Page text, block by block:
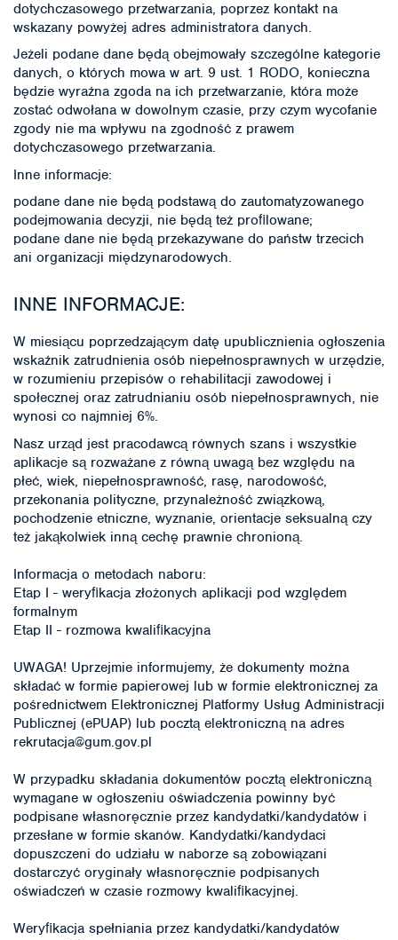
dotychczasowego przetwarzania, poprzez kontakt na
wskazany powyżej adres administratora danych.
Jeżeli podane dane będą obejmowały szczególne kategorie
danych, o których mowa w art. 9 ust. 1 RODO, konieczna
będzie wyraźna zgoda na ich przetwarzanie, która może
zostać odwołana w dowolnym czasie, przy czym wycofanie
zgody nie ma wpływu na zgodność z prawem
dotychczasowego przetwarzania.
Inne informacje:
podane dane nie będą podstawą do zautomatyzowanego
podejmowania decyzji, nie będą też proﬁlowane;
podane dane nie będą przekazywane do państw trzecich
ani organizacji międzynarodowych.
INNE INFORMACJE:
W miesiącu poprzedzającym datę upublicznienia ogłoszenia
wskaźnik zatrudnienia osób niepełnosprawnych w urzędzie,
w rozumieniu przepisów o rehabilitacji zawodowej i
społecznej oraz zatrudnianiu osób niepełnosprawnych, nie
wynosi co najmniej 6%.
Nasz urząd jest pracodawcą równych szans i wszystkie
aplikacje są rozważane z równą uwagą bez względu na
płeć, wiek, niepełnosprawność, rasę, narodowość,
przekonania polityczne, przynależność związkową,
pochodzenie etniczne, wyznanie, orientacje seksualną czy
też jakąkolwiek inną cechę prawnie chronioną.
Informacja o metodach naboru:
Etap I - weryﬁkacja złożonych aplikacji pod względem
formalnym
Etap II - rozmowa kwaliﬁkacyjna
UWAGA! Uprzejmie informujemy, że dokumenty można
składać w formie papierowej lub w formie elektronicznej za
pośrednictwem Elektronicznej Platformy Usług Administracji
Publicznej (ePUAP) lub pocztą elektroniczną na adres
rekrutacja@gum.gov.pl
W przypadku składania dokumentów pocztą elektroniczną
wymagane w ogłoszeniu oświadczenia powinny być
podpisane własnoręcznie przez kandydatki/kandydatów i
przesłane w formie skanów. Kandydatki/kandydaci
dopuszczeni do udziału w naborze są zobowiązani
dostarczyć oryginały własnoręcznie podpisanych
oświadczeń w czasie rozmowy kwaliﬁkacyjnej.
Weryﬁkacja spełniania przez kandydatki/kandydatów